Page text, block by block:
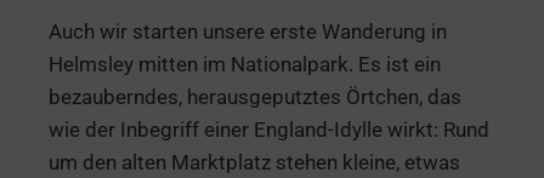
Auch wir starten unsere erste Wanderung in
Helmsley mitten im Nationalpark. Es ist ein
bezauberndes, herausgeputztes Örtchen, das
wie der Inbegriff einer England-Idylle wirkt: Rund
um den alten Marktplatz stehen kleine, etwas